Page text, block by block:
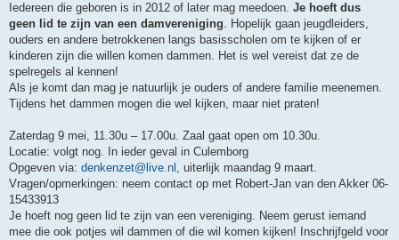
Iedereen die geboren is in 2012 of later mag meedoen. Je hoeft dus
geen lid te zijn van een damvereniging. Hopelijk gaan jeugdleiders,
ouders en andere betrokkenen langs basisscholen om te kijken of er
kinderen zijn die willen komen dammen. Het is wel vereist dat ze de
spelregels al kennen!
Als je komt dan mag je natuurlijk je ouders of andere familie meenemen.
Tijdens het dammen mogen die wel kijken, maar niet praten!
Zaterdag 9 mei, 11.30u – 17.00u. Zaal gaat open om 10.30u.
Locatie: volgt nog. In ieder geval in Culemborg
Opgeven via: denkenzet@live.nl , uiterlijk maandag 9 maart.
Vragen/opmerkingen: neem contact op met Robert-Jan van den Akker 06-
15433913
Je hoeft nog geen lid te zijn van een vereniging. Neem gerust iemand
mee die ook potjes wil dammen of die wil komen kijken! Inschrijfgeld voor